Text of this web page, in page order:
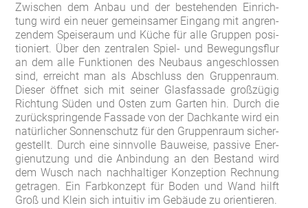
Zwi­schen dem An­bau und der be­ste­hen­den Ein­rich­
tung wird ein neu­er ge­mein­sa­mer Ein­gang mit an­gren­
zen­dem Spei­se­raum und Kü­che für al­le Grup­pen po­si­
tio­niert. Über den zen­tra­len Spiel- und Be­we­gungs­flur
an dem al­le Funk­tio­nen des Neu­baus an­ge­schlos­sen
sind, er­reicht man als Ab­schluss den Grup­pen­raum.
Die­ser öff­net sich mit sei­ner Glas­fas­sa­de gro­ßzü­gig
Rich­tung Sü­den und Os­ten zum Gar­ten hin. Durch die
zu­rück­sprin­gen­de Fas­sa­de von der Dach­kan­te wird ein
na­tür­li­cher Son­nen­schutz für den Grup­pen­raum si­cher­
ge­stellt. Durch ei­ne sinn­vol­le Bau­wei­se, pas­si­ve En­er­
gie­nut­zung und die An­bin­dung an den Be­stand wird
dem Wusch nach nach­hal­ti­ger Kon­zep­ti­on Rech­nung
ge­tra­gen. Ein Farb­kon­zept für Bo­den und Wand hilft
Groß und Klein sich in­tui­tiv im Ge­bäu­de zu ori­en­tie­ren.